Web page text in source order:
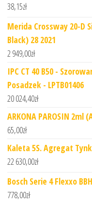
38,15zł
Merida Crossway 20-D
Black) 28 2021
2 949,00zł
IPC CT 40 B50 -
Posadzek - LPTB01406
20 024,40zł
ARKONA PAROSIN 2ml
65,00zł
Kaleta 5S. Agregat
22 630,00zł
Bosch Serie 4 Flexxo
778,00zł